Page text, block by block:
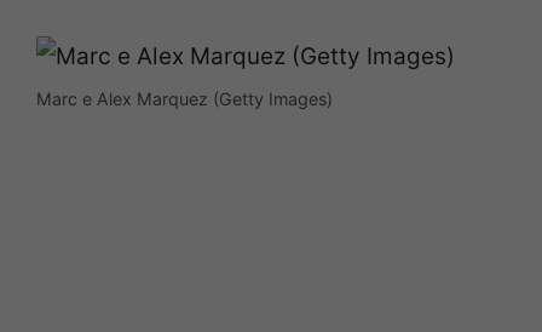
Marc e Alex Marquez (Getty Images)